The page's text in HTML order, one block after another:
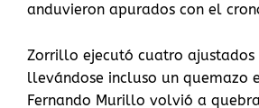
anduvieron apurados con el
Zorrillo ejecutó cuatro ajustados
llevándose incluso un quemazo
Fernando Murillo volvió a